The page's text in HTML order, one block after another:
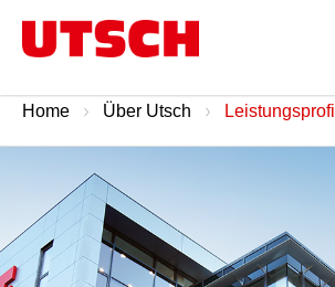
Home Über Utsch Leistungsprofil